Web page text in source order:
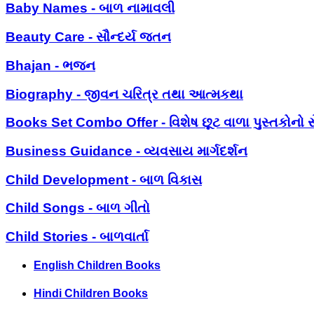
Baby Names - બાળ નામાવલી
Beauty Care - સૌન્દર્ય જતન
Bhajan - ભજન
Biography - જીવન ચરિત્ર તથા આત્મકથા
Books Set Combo Offer - વિશેષ છૂટ વાળા પુસ્તકોનો
Business Guidance - વ્યવસાય માર્ગદર્શન
Child Development - બાળ વિકાસ
Child Songs - બાળ ગીતો
Child Stories - બાળવાર્તા
English Children Books
Hindi Children Books